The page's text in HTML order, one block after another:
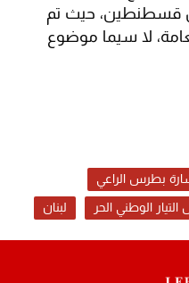
قسطنطين​، حيث تم
لا سيما موضوع
بطرس الراعي​
التيار الوطني الحر لبنان